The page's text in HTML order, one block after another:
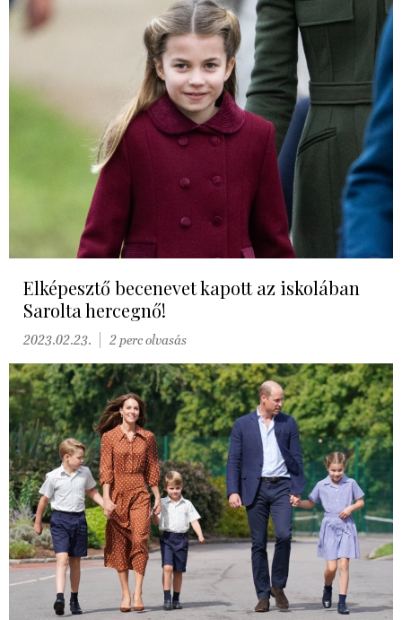
Elképesztő becenevet kapott az iskolában
Sarolta hercegnő!
2023.02.23. 2 perc olvasás